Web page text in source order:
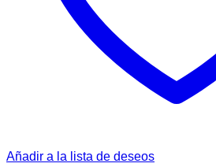
Añadir a la lista de deseos